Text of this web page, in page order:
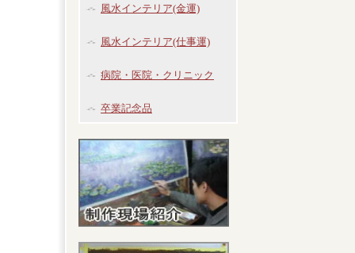
風水インテリア(金運)
風水インテリア(仕事運)
病院・医院・クリニック
卒業記念品